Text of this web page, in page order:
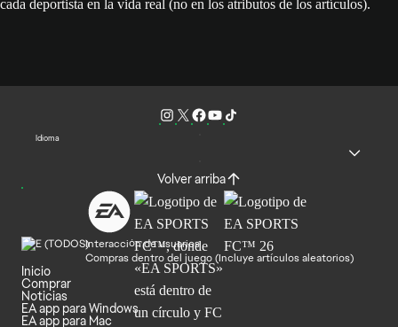
cada deportista en la vida real (no en los atributos de los artículos).
Idioma
Volver arriba
Interacción de usuarios
Compras dentro del juego (Incluye artículos aleatorios)
Inicio
Comprar
Noticias
EA app para Windows
EA app para Mac